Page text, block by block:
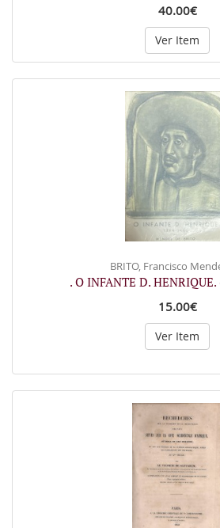
40.00€
Ver Item
BRITO, Francisco
. O INFANTE D.
15.00€
Ver Item